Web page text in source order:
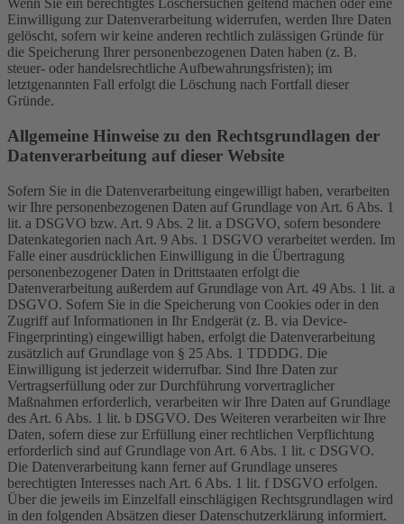
Wenn Sie ein berechtigtes Löschersuchen geltend machen oder eine
Einwilligung zur Datenverarbeitung widerrufen, werden Ihre Daten
gelöscht, sofern wir keine anderen rechtlich zulässigen Gründe für
die Speicherung Ihrer personenbezogenen Daten haben (z. B.
steuer- oder handelsrechtliche Aufbewahrungsfristen); im
letztgenannten Fall erfolgt die Löschung nach Fortfall dieser
Gründe.
Allgemeine Hinweise zu den Rechtsgrundlagen der
Datenverarbeitung auf dieser Website
Sofern Sie in die Datenverarbeitung eingewilligt haben, verarbeiten
wir Ihre personenbezogenen Daten auf Grundlage von Art. 6 Abs. 1
lit. a DSGVO bzw. Art. 9 Abs. 2 lit. a DSGVO, sofern besondere
Datenkategorien nach Art. 9 Abs. 1 DSGVO verarbeitet werden. Im
Falle einer ausdrücklichen Einwilligung in die Übertragung
personenbezogener Daten in Drittstaaten erfolgt die
Datenverarbeitung außerdem auf Grundlage von Art. 49 Abs. 1 lit. a
DSGVO. Sofern Sie in die Speicherung von Cookies oder in den
Zugriff auf Informationen in Ihr Endgerät (z. B. via Device-
Fingerprinting) eingewilligt haben, erfolgt die Datenverarbeitung
zusätzlich auf Grundlage von § 25 Abs. 1 TDDDG. Die
Einwilligung ist jederzeit widerrufbar. Sind Ihre Daten zur
Vertragserfüllung oder zur Durchführung vorvertraglicher
Maßnahmen erforderlich, verarbeiten wir Ihre Daten auf Grundlage
des Art. 6 Abs. 1 lit. b DSGVO. Des Weiteren verarbeiten wir Ihre
Daten, sofern diese zur Erfüllung einer rechtlichen Verpflichtung
erforderlich sind auf Grundlage von Art. 6 Abs. 1 lit. c DSGVO.
Die Datenverarbeitung kann ferner auf Grundlage unseres
berechtigten Interesses nach Art. 6 Abs. 1 lit. f DSGVO erfolgen.
Über die jeweils im Einzelfall einschlägigen Rechtsgrundlagen wird
in den folgenden Absätzen dieser Datenschutzerklärung informiert.